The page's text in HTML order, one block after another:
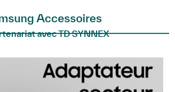
Accessoires
avec TD SYNNEX